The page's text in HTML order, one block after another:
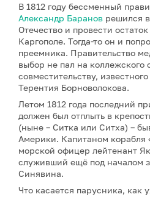
В 1812 году бессменный
Александр Баранов решился
Отечество и провести
Каргополе. Тогда-то он и
преемника. Правительство
выбор не пал на коллежского
совместительству,
Терентия Борноволокова.
Летом 1812 года последний
должен был отплыть в
(ныне – Ситка или Cитха) –
Америки. Капитаном корабля
морской офицер лейтенант
служивший ещё под началом
Синявина.
Что касается парусника, как